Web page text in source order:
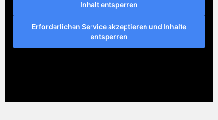
Inhalt entsperren
Erforderlichen Service akzeptieren und Inhalte
entsperren